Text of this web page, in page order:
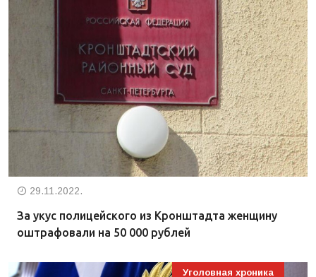
29.11.2022.
За укус полицейского из Кронштадта женщину
оштрафовали на 50 000 рублей
Уголовная хроника